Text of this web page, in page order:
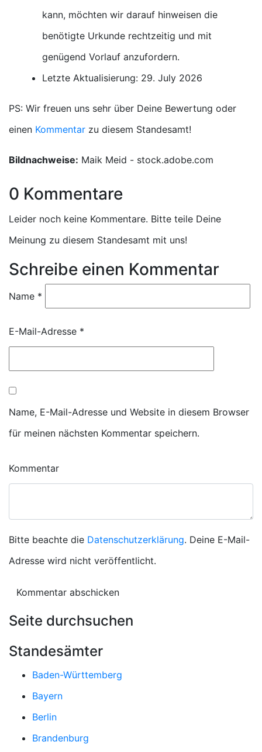
kann, möchten wir darauf hinweisen die
benötigte Urkunde rechtzeitig und mit
genügend Vorlauf anzufordern.
Letzte Aktualisierung: 29. July 2026
PS: Wir freuen uns sehr über Deine Bewertung oder
einen Kommentar zu diesem Standesamt!
Bildnachweise: Maik Meid - stock.adobe.com
0 Kommentare
Leider noch keine Kommentare. Bitte teile Deine
Meinung zu diesem Standesamt mit uns!
Schreibe einen Kommentar
Name *
E-Mail-Adresse *
Name, E-Mail-Adresse und Website in diesem Browser
für meinen nächsten Kommentar speichern.
Kommentar
Bitte beachte die Datenschutzerklärung. Deine E-Mail-
Adresse wird nicht veröffentlicht.
Seite durchsuchen
Standesämter
Baden-Württemberg
Bayern
Berlin
Brandenburg